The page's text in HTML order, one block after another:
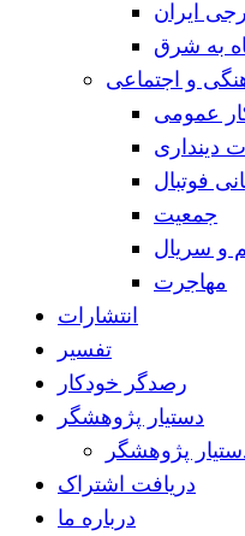
ایران
به شرق
و اجتماعی
عمومی
دینداری
فوتبال
جمعیت
و سریال
مهاجرت
انتشارات
تفسیر
رصدگر خودکار
دستیار پژوهشگر
پژوهشگر
دریافت اشتراک
درباره ما